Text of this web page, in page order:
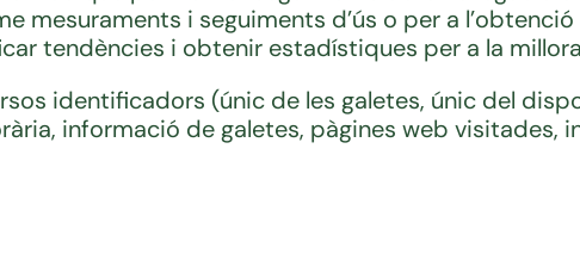
i seguiments d’ús o per a
tendències i obtenir estadístiques per a la
identificadors (únic de les galetes, únic del
informació de galetes, pàgines web visitades,